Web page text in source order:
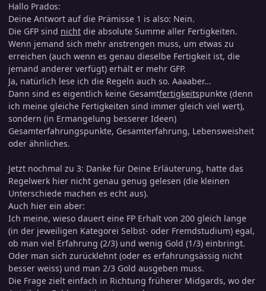
Hallo Prados:
Deine Antwort auf die Prämisse 1 is also: Nein.
Die GFP sind nicht die absolute Summe aller Fertigkeiten.
Wenn jemand sich mehr anstrengen muss, um etwas zu
erreichen (auch wenn es genau dieselbe Fertigkeit ist, die
jemand anderer verfügt) erhält er mehr GFP.
Ja, natürlich lese ich die Regeln auch so. Aaaaber...
Dann sind es eigentlich keine Gesamtfertigkeitspunkte (denn
ich meine gleiche Fertigkeiten sind immer gleich viel wert),
sondern (in Ermangelung besserer Ideen)
Gesamterfahrungspunkte, Gesamterfahrung, Lebensweisheit
oder ähnliches.
Jetzt nochmal zu 3: Danke für Deine Erläuterung, hatte das
Regelwerk hier nicht genau genug gelesen (die kleinen
Unterschiede machen es echt aus).
Auch hier ein aber:
Ich meine, wieso dauert eine FP Erhalt von 200 gleich lange
(in der jeweiligen Kategorei Selbst- oder Fremdstudium) egal,
ob man viel Erfahrung (2/3) und wenig Gold (1/3) einbringt.
Oder man sich zurücklehnt (oder es erfahrungsässig nicht
besser weiss) und man 2/3 Gold ausgeben muss.
Die Frage zielt einfach in Richtung früherer Midgards, wo der